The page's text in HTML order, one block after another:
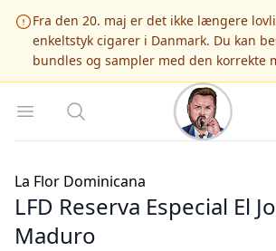
Fra den 20. maj er det ikke længere
enkeltstyk cigarer i Danmark. Du kan
bundles og sampler med den korrekte
Open menu
Søg
Cigarshop.dk
La Flor Dominicana
LFD Reserva Especial El
Maduro